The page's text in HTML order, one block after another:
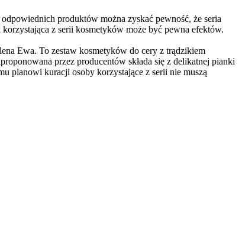
produktów można zyskać pewność, że seria
z serii kosmetyków może być pewna efektów.
Ewa. To zestaw kosmetyków do cery z trądzikiem
przez producentów składa się z delikatnej pianki
planowi kuracji osoby korzystające z serii nie muszą